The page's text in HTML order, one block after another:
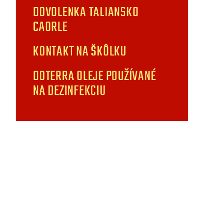
DOVOLENKA TALIANSKO
CAORLE
KONTAKT NA ŠKÔLKU
DOTERRA OLEJE POUŽÍVANÉ
NA DEZINFEKCIU